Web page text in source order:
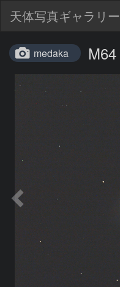
天体写真ギャラリー
medaka M64